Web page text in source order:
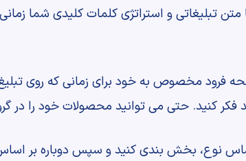
تبلیغاتی و استراتژی کلمات کلیدی شما
مخصوص به خود برای زمانی که روی تبلیغ
کنید. حتی می توانید محصولات خود را در
نوع، بخش بندی کنید و سپس دوباره بر اساس